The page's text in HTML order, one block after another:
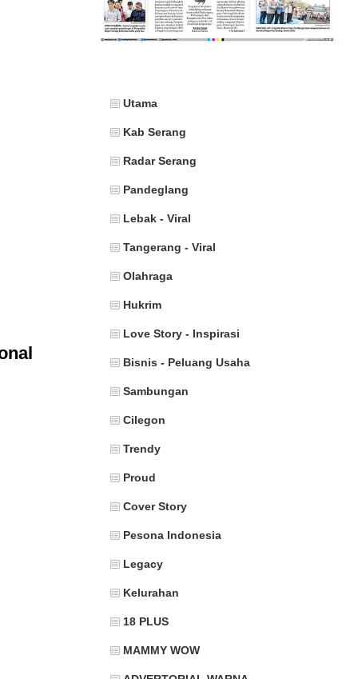
Utama
Kab Serang
Radar Serang
Pandeglang
Lebak - Viral
Tangerang - Viral
Olahraga
Hukrim
Love Story - Inspirasi
Bisnis - Peluang Usaha
Sambungan
Cilegon
Trendy
Proud
Cover Story
Pesona Indonesia
Legacy
Kelurahan
18 PLUS
MAMMY WOW